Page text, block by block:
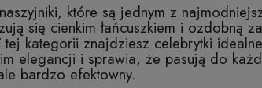
które są jednym z
się cienkim łańcuszkiem i ozdobną
tej kategorii znajdziesz celebrytki
elegancji i sprawia, że pasują do
bardzo efektowny.